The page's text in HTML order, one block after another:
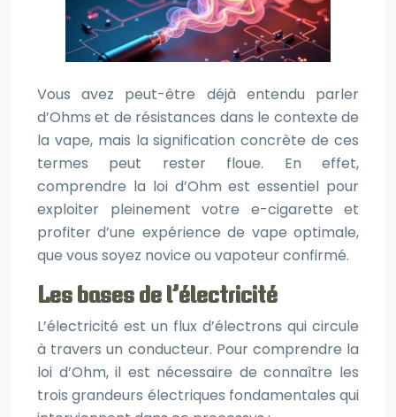
Vous avez peut-être déjà entendu parler
d’Ohms et de résistances dans le contexte de
la vape, mais la signification concrète de ces
termes peut rester floue. En effet,
comprendre la loi d’Ohm est essentiel pour
exploiter pleinement votre e-cigarette et
profiter d’une expérience de vape optimale,
que vous soyez novice ou vapoteur confirmé.
Les bases de l’électricité
L’électricité est un flux d’électrons qui circule
à travers un conducteur. Pour comprendre la
loi d’Ohm, il est nécessaire de connaître les
trois grandeurs électriques fondamentales qui